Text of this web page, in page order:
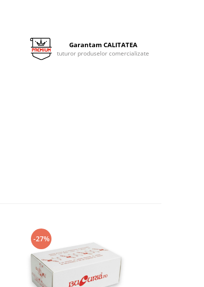
Garantam CALITATEA
tuturor produselor comercializate
-27%